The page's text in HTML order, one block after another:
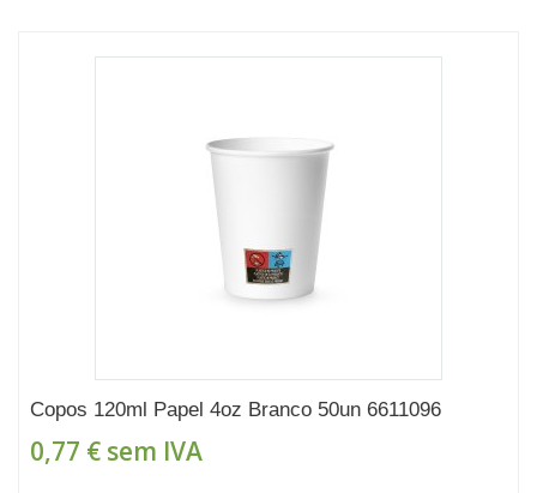
Copos 120ml Papel 4oz Branco 50un 6611096
0,77 € sem IVA